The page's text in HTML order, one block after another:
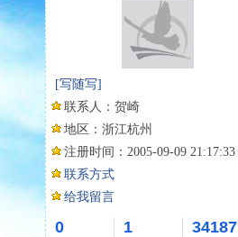
[写随写]
联系人： 贺崎
地区： 浙江杭州
注册时间： 2005-09-09 21:17:33
联系方式
给我留言
0 1 34187